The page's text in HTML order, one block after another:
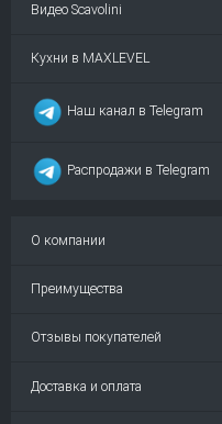
Видео Scavolini
Кухни в MAXLEVEL
Наш канал в Telegram
Распродажи в Telegram
О компании
Преимущества
Отзывы покупателей
Доставка и оплата